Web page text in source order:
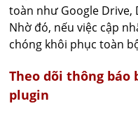
toàn như Google Drive,
Nhờ đó, nếu việc cập
chóng khôi phục toàn
Theo dõi thông
plugin